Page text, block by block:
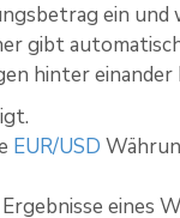
ein und
gibt
hinter einander
EUR/USD
eines